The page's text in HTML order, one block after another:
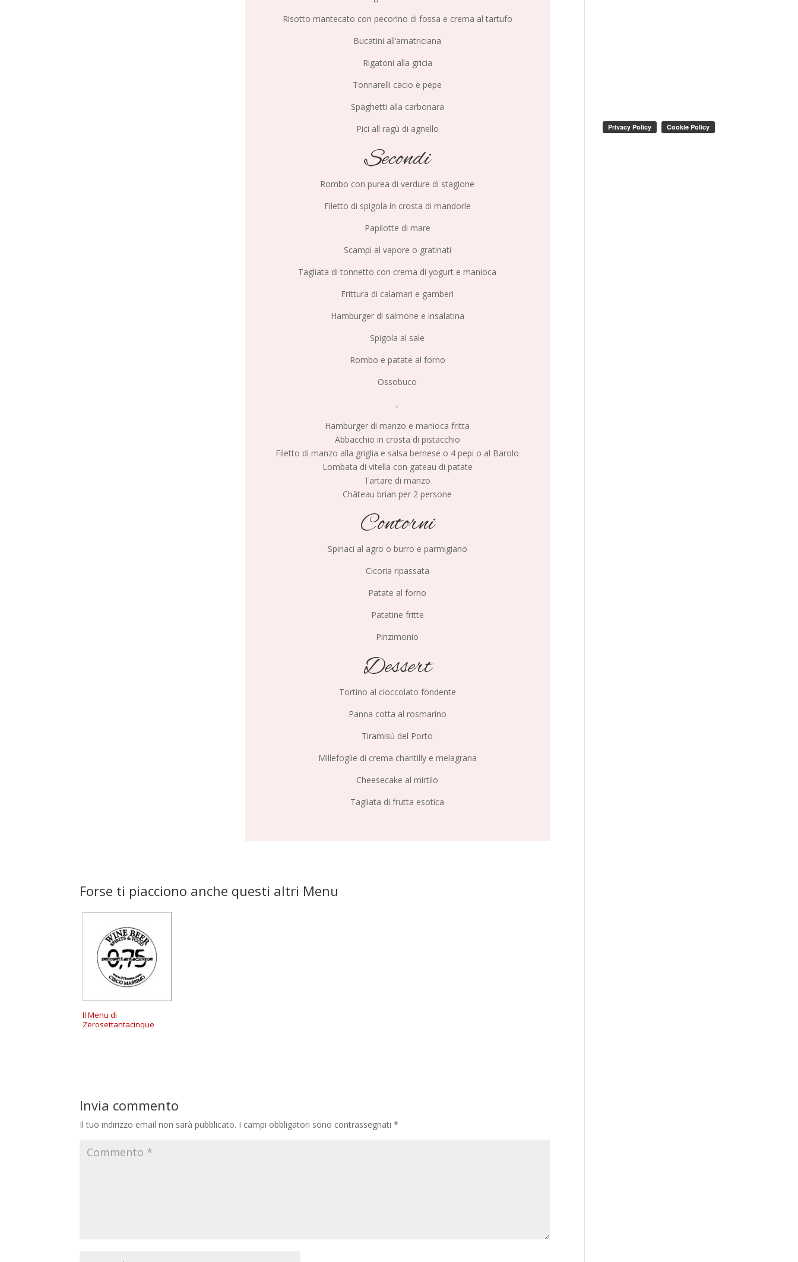
Risotto mantecato con pecorino di fossa e crema al tartufo
Bucatini all’amatriciana
Rigatoni alla gricia
Tonnarelli cacio e pepe
Spaghetti alla carbonara
Pici all ragù di agnello
Secondi
Rombo con purea di verdure di stagione
Filetto di spigola in crosta di mandorle
Papilotte di mare
Scampi al vapore o gratinati
Tagliata di tonnetto con crema di yogurt e manioca
Frittura di calamari e gamberi
Hamburger di salmone e insalatina
Spigola al sale
Rombo e patate al forno
Ossobuco
,
Hamburger di manzo e manioca fritta
Abbacchio in crosta di pistacchio
Filetto di manzo alla griglia e salsa bernese o 4 pepi o al Barolo
Lombata di vitella con gateau di patate
Tartare di manzo
Château brian per 2 persone
Contorni
Spinaci al agro o burro e parmigiano
Cicoria ripassata
Patate al forno
Patatine fritte
Pinzimonio
Dessert
Tortino al cioccolato fondente
Panna cotta al rosmarino
Tiramisù del Porto
Millefoglie di crema chantilly e melagrana
Cheesecake al mirtilo
Tagliata di frutta esotica
Forse ti piacciono anche questi altri Menu
Il Menu di
Zerosettantacinque
Invia commento
Il tuo indirizzo email non sarà pubblicato. I campi obbligatori sono contrassegnati*